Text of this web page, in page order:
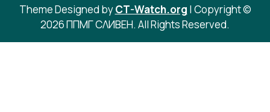
Theme Designed byCT-Watch.org | Copyright ©
2026 ППМГ СЛИВЕН. All Rights Reserved.